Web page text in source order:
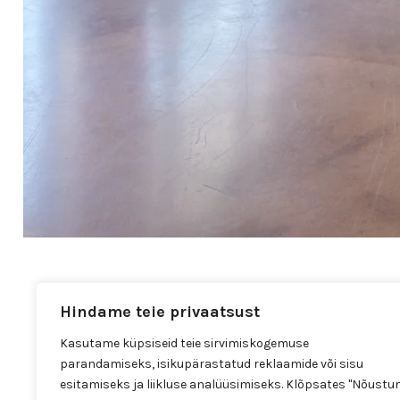
Hindame teie privaatsust
Kasutame küpsiseid teie sirvimiskogemuse
parandamiseks, isikupärastatud reklaamide või sisu
esitamiseks ja liikluse analüüsimiseks. Klõpsates